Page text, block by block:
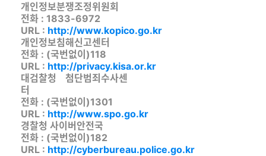
개인정보분쟁조정위원회
전화 : 1833-6972
URL : http://www.kopico.go.kr
개인정보침해신고센터
전화 : (국번없이)118
URL : http://privacy.kisa.or.kr
대검찰청 첨단범죄수사센
터
전화 : (국번없이)1301
URL : http://www.spo.go.kr
경찰청 사이버안전국
전화 : (국번없이)182
URL : http://cyberbureau.police.go.kr